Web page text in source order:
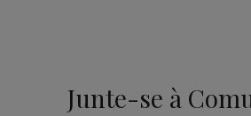
Junte-se à